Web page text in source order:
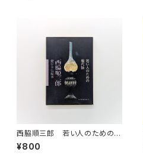
西脇順三郎 若い人のための現
代詩（現代教養文庫710）
¥800